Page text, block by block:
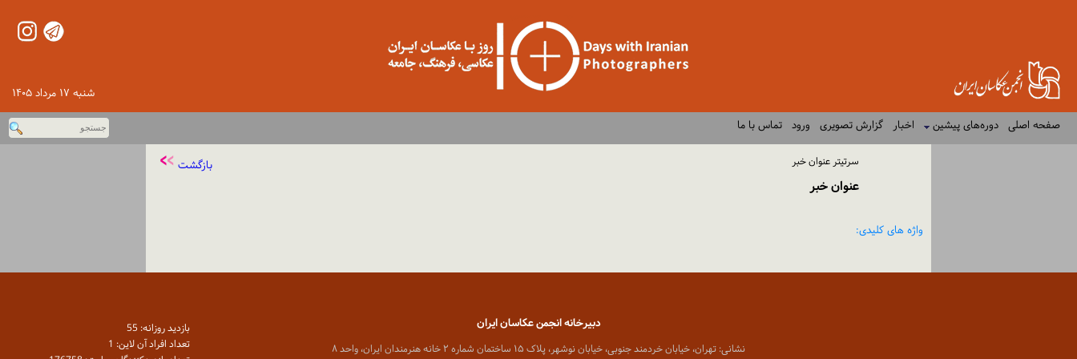
شنبه ۱۷ مرداد ۱۴۰۵
صفحه اصلی دوره‌های پیشین اخبار گزارش تصویری ورود تماس با ما
بازگشت سرتیتر عنوان خبر
عنوان خبر
واژه های کلیدی:
دبیرخانه انجمن عکاسان ایران
نشانی: تهران، خیابان خردمند جنوبی، خیابان نوشهر، پلاک ۱۵ ساختمان شماره ۲ خانه هنرمندان ایران، واحد ۸
بازديد روزانه: 55
تعداد افراد آن لاين: 1